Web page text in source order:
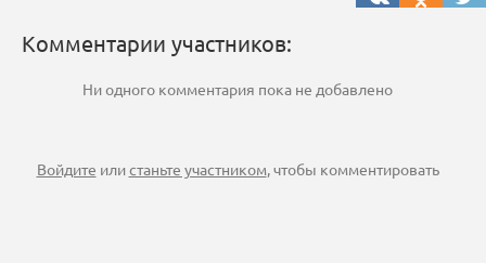
Комментарии участников:
Ни одного комментария пока не добавлено
Войдите илистаньте участником, чтобы комментировать